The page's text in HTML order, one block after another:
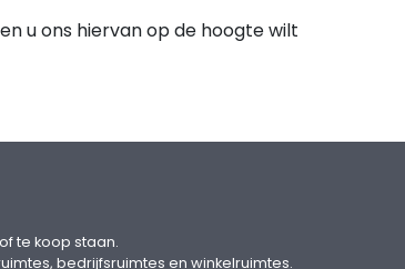
u ons hiervan op de hoogte wilt
te koop staan.
bedrijfsruimtes en winkelruimtes.